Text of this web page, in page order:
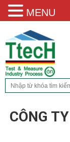
CÔNG
MENU